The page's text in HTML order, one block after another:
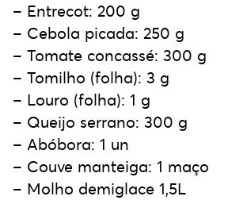
– Entrecot: 200 g
– Cebola picada: 250 g
– Tomate concassé: 300 g
– Tomilho (folha): 3 g
– Louro (folha): 1 g
– Queijo serrano: 300 g
– Abóbora: 1 un
– Couve manteiga: 1 maço
– Molho demiglace 1,5L